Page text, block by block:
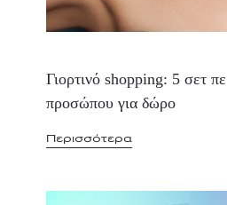
Γιορτινό shopping: 5 σετ
προσώπου για δώρο
Περισσότερα